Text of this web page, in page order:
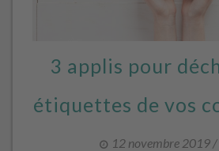
3 applis pour
étiquettes de vos
12 novembre 2019 /